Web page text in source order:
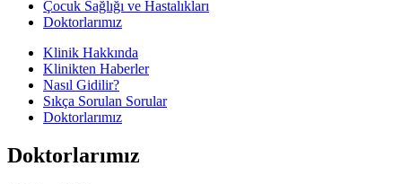
Çocuk Sağlığı ve Hastalıkları
Doktorlarımız
Klinik Hakkında
Klinikten Haberler
Nasıl Gidilir?
Sıkça Sorulan Sorular
Doktorlarımız
Doktorlarımız